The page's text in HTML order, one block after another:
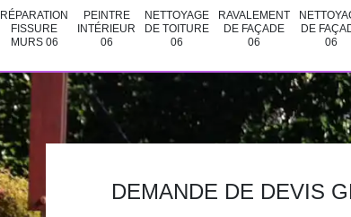
RÉPARATION
FISSURE
MURS 06
PEINTRE
INTÉRIEUR
06
NETTOYAGE
DE TOITURE
06
RAVALEMENT
DE FAÇADE
06
DE
06
DEMANDE DE DEVIS